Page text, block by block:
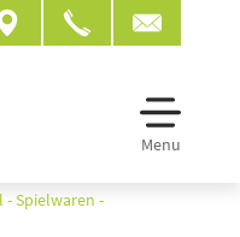
Menu
Spielwaren -